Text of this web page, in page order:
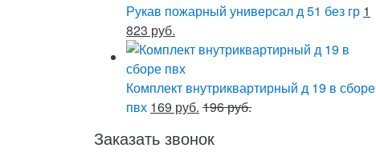
Рукав пожарный универсал д 51 без гр 1
823 руб.
Комплект внутриквартирный д 19 в сборе
пвх 169 руб. 196 руб.
Заказать звонок